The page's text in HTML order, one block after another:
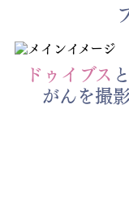
ドゥイブス
がんを撮